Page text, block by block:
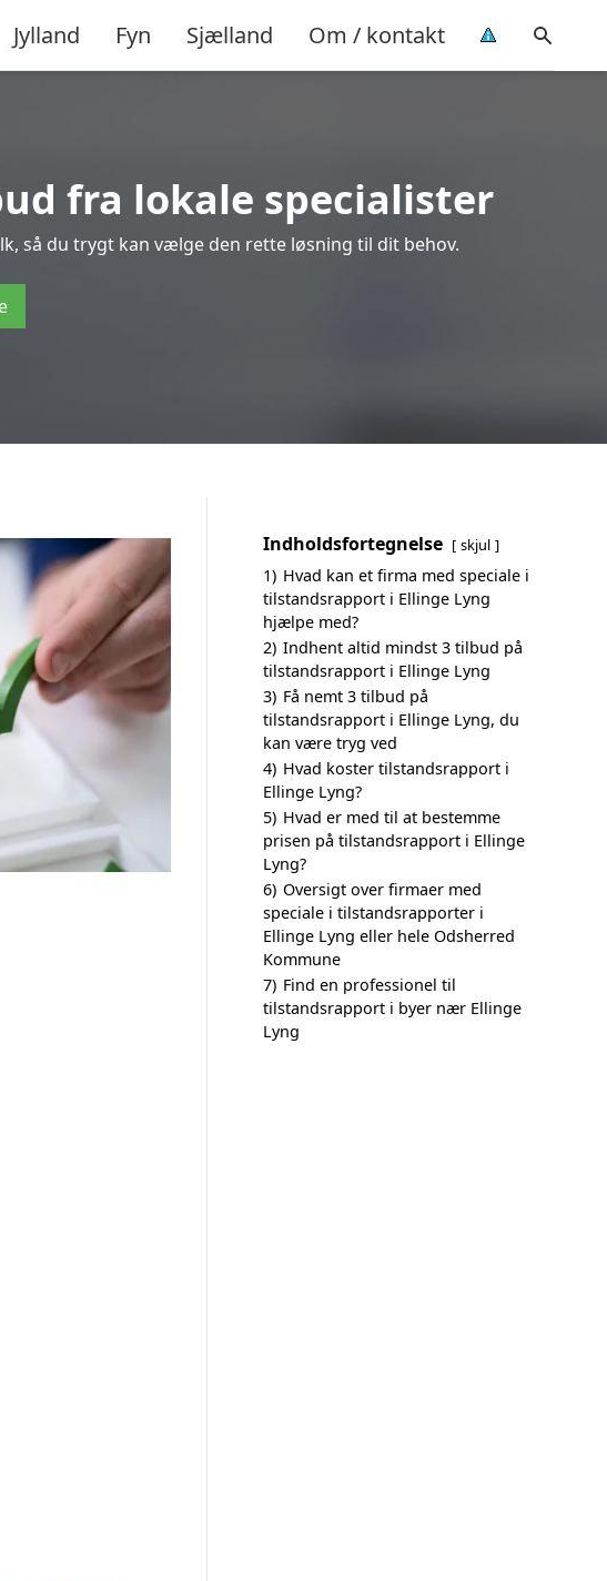
Jylland Fyn Sjælland Om / kontakt
fra lokale specialister
så du trygt kan vælge den rette løsning til dit behov.
Indholdsfortegnelse skjul
1) Hvad kan et firma med speciale i
tilstandsrapport i Ellinge Lyng
hjælpe med?
2) Indhent altid mindst 3 tilbud på
tilstandsrapport i Ellinge Lyng
3) Få nemt 3 tilbud på
tilstandsrapport i Ellinge Lyng, du
kan være tryg ved
4) Hvad koster tilstandsrapport i
Ellinge Lyng?
5) Hvad er med til at bestemme
prisen på tilstandsrapport i Ellinge
Lyng?
6) Oversigt over firmaer med
speciale i tilstandsrapporter i
Ellinge Lyng eller hele Odsherred
Kommune
7) Find en professionel til
tilstandsrapport i byer nær Ellinge
Lyng